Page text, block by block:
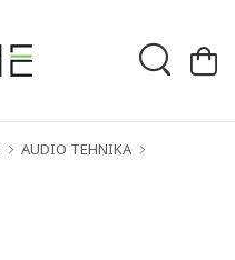
AUDIO TEHNIKA